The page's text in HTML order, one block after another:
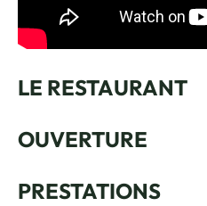
LE RESTAURANT
OUVERTURE
PRESTATIONS